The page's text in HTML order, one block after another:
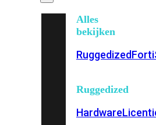
Alles
bekijken
Ruggedized
Ruggedized
Hardware